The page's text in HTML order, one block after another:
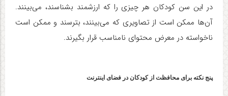
در این سن‌ کودکان هر چیزی را که ارزشمند بشناسند، می‌بینند.
آن‌ها ممکن است از تصاویری که می‌بینند، بترسند و ممکن است
ناخواسته در معرض محتوای نامناسب قرار بگیرند.
پنج نکته برای محافظت از کودکان در فضای اینترنت